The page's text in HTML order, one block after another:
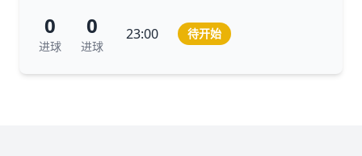
0
进球
0
进球
23:00 待开始